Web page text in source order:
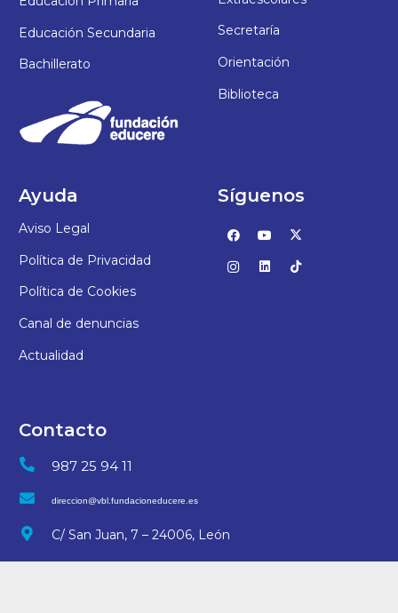
Educación Secundaria
Bachillerato
Secretaría
Orientación
Biblioteca
Ayuda
Aviso Legal
Política de Privacidad
Política de Cookies
Canal de denuncias
Actualidad
Síguenos
Contacto
987 25 94 11
direccion@vbl.fundacioneducere.es
C/ San Juan, 7 – 24006, León